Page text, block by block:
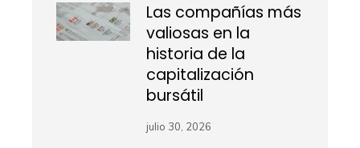
Las compañías más
valiosas en la
historia de la
capitalización
bursátil
julio 30, 2026